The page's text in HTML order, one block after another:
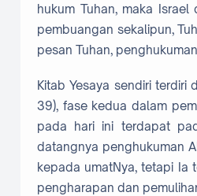
hukum Tuhan, maka
pembuangan sekalipun,
pesan Tuhan,
Kitab Yesaya sendiri
39), fase kedua dalam
pada hari ini terdapat
datangnya penghukuman
kepada umatNya, tetapi Ia
pengharapan dan